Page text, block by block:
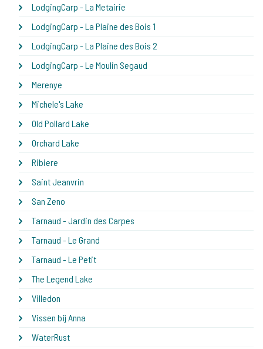
LodgingCarp - La Metairie
LodgingCarp - La Plaine des Bois 1
LodgingCarp - La Plaine des Bois 2
LodgingCarp - Le Moulin Segaud
Merenye
Michele's Lake
Old Pollard Lake
Orchard Lake
Ribiere
Saint Jeanvrin
San Zeno
Tarnaud - Jardin des Carpes
Tarnaud - Le Grand
Tarnaud - Le Petit
The Legend Lake
Villedon
Vissen bij Anna
WaterRust